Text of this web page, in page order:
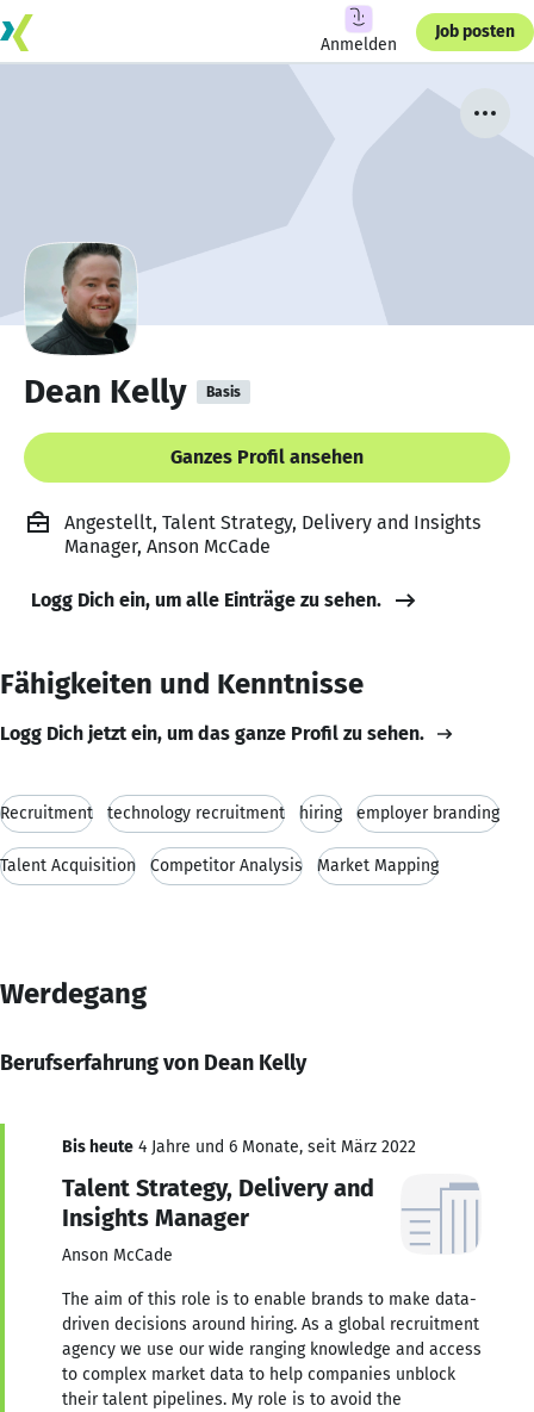
Anmelden
Job posten
Dean Kelly Basis
Ganzes Profil ansehen
Angestellt, Talent Strategy, Delivery and Insights
Manager, Anson McCade
Logg Dich ein, um alle Einträge zu sehen.
Fähigkeiten und Kenntnisse
Logg Dich jetzt ein, um das ganze Profil zu sehen.
Recruitment technology recruitment hiring employer branding
Talent Acquisition Competitor Analysis Market Mapping
Werdegang
Berufserfahrung von Dean Kelly
Bis heute 4 Jahre und 6 Monate, seit März 2022
Talent Strategy, Delivery and
Insights Manager
Anson McCade
The aim of this role is to enable brands to make data-
driven decisions around hiring. As a global recruitment
agency we use our wide ranging knowledge and access
to complex market data to help companies unblock
their talent pipelines. My role is to avoid the